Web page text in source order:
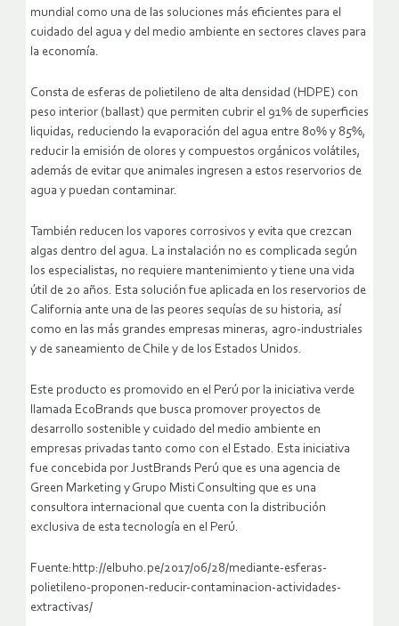
mundial como una de las soluciones más eficientes para el
cuidado del agua y del medio ambiente en sectores claves para
la economía.
Consta de esferas de polietileno de alta densidad (HDPE) con
peso interior (ballast) que permiten cubrir el 91% de superficies
liquidas, reduciendo la evaporación del agua entre 80% y 85%,
reducir la emisión de olores y compuestos orgánicos volátiles,
además de evitar que animales ingresen a estos reservorios de
agua y puedan contaminar.
También reducen los vapores corrosivos y evita que crezcan
algas dentro del agua. La instalación no es complicada según
los especialistas, no requiere mantenimiento y tiene una vida
útil de 20 años. Esta solución fue aplicada en los reservorios de
California ante una de las peores sequías de su historia, así
como en las más grandes empresas mineras, agro-industriales
y de saneamiento de Chile y de los Estados Unidos.
Este producto es promovido en el Perú por la iniciativa verde
llamada EcoBrands que busca promover proyectos de
desarrollo sostenible y cuidado del medio ambiente en
empresas privadas tanto como con el Estado. Esta iniciativa
fue concebida por JustBrands Perú que es una agencia de
Green Marketing y Grupo Misti Consulting que es una
consultora internacional que cuenta con la distribución
exclusiva de esta tecnología en el Perú.
Fuente:http://elbuho.pe/2017/06/28/mediante-esferas-
polietileno-proponen-reducir-contaminacion-actividades-
extractivas/